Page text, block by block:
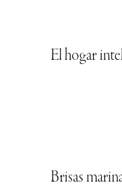
El hogar
Brisas